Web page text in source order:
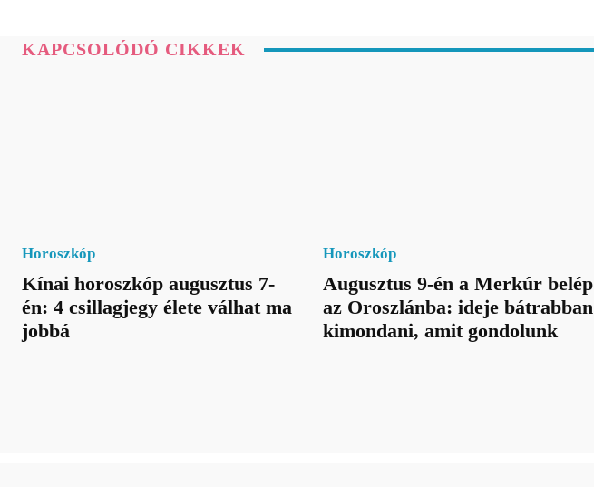
KAPCSOLÓDÓ CIKKEK
Horoszkóp
Kínai horoszkóp augusztus 7-
én: 4 csillagjegy élete válhat ma
jobbá
Horoszkóp
Augusztus 9-én a Merkúr belép
az Oroszlánba: ideje bátrabban
kimondani, amit gondolunk